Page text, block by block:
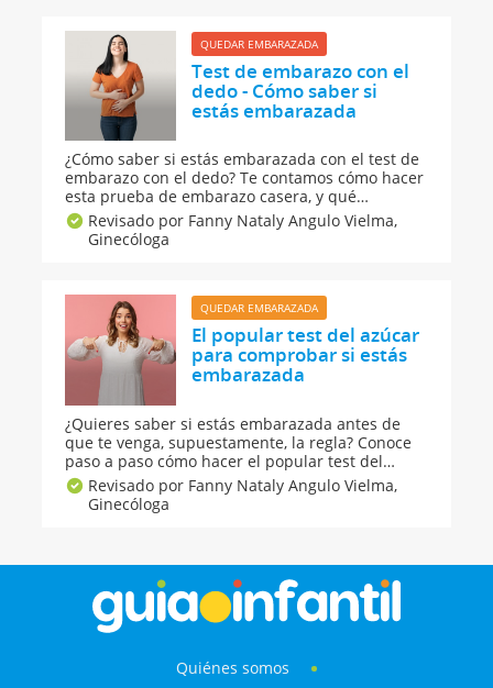
QUEDAR EMBARAZADA
Test de embarazo con el
dedo - Cómo saber si
estás embarazada
¿Cómo saber si estás embarazada con el test de
embarazo con el dedo? Te contamos cómo hacer
esta prueba de embarazo casera, y qué
fiabilidad tiene. Además te decimos señales y
síntomas a los que debes permanecer alerta
para saber si estás embarazada y si serás mamá
Revisado por Fanny Nataly Angulo Vielma,
Ginecóloga
QUEDAR EMBARAZADA
El popular test del azúcar
para comprobar si estás
embarazada
¿Quieres saber si estás embarazada antes de
que te venga, supuestamente, la regla? Conoce
paso a paso cómo hacer el popular test del
azúcar para comprar si estás embarazada.
Además te damos algunas recomendaciones de
cosas que NO debes hacer si quieres quedarte
Revisado por Fanny Nataly Angulo Vielma,
Ginecóloga
Quiénes somos